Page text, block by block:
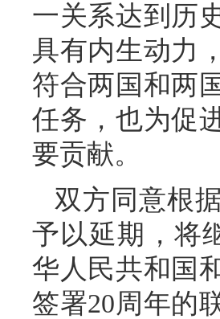
一关系达到历
具有内生动力
符合两国和两
任务，也为促
要贡献。
双方同意根
予以延期，将
华人民共和国
签署20周年的